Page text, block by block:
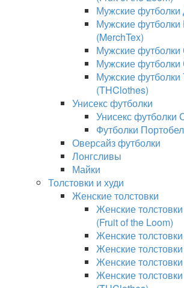
Мужские
Мужские футболки
(MerchTex)
Мужские футболки
Мужские футболки
Мужские футболки
(THClothes)
Унисекс футболки
Унисекс футболки
Футболки
Оверсайз футболки
Лонгсливы
Майки
Толстовки и худи
Женские толстовки
Женские
(Fruit of the Loom)
Женские
Женские
Женские
Женские